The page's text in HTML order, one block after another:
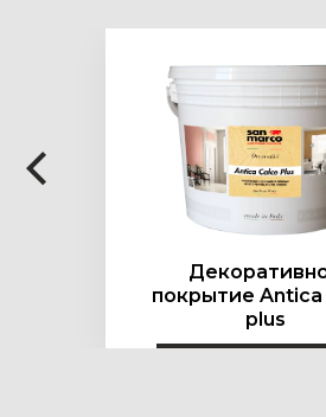
покрытие Antica
plus